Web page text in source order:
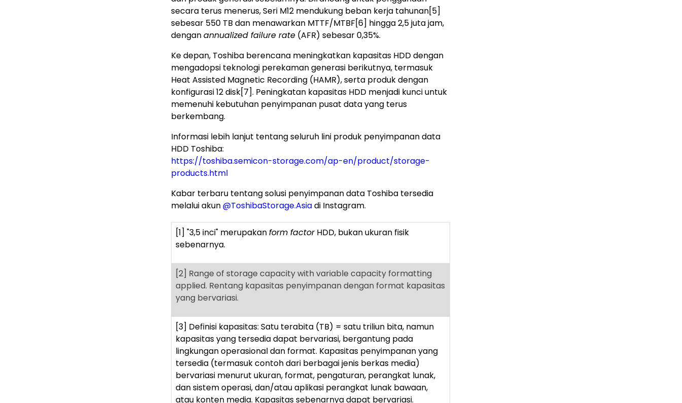
secara terus menerus, Seri M12 mendukung beban kerja tahunan[5]
sebesar 550 TB dan menawarkan MTTF/MTBF[6] hingga 2,5 juta jam,
denganannualized failure rate (AFR) sebesar 0,35%.
Ke depan, Toshiba berencana meningkatkan kapasitas HDD dengan
mengadopsi teknologi perekaman generasi berikutnya, termasuk
Heat Assisted Magnetic Recording (HAMR), serta produk dengan
konfigurasi 12 disk[7]. Peningkatan kapasitas HDD menjadi kunci untuk
memenuhi kebutuhan penyimpanan pusat data yang terus
berkembang.
Informasi lebih lanjut tentang seluruh lini produk penyimpanan data
HDD Toshiba:
https://toshiba.semicon-storage.com/ap-en/product/storage-
products.html
Kabar terbaru tentang solusi penyimpanan data Toshiba tersedia
melalui akun@ToshibaStorage.Asiadi Instagram.
[1] "3,5 inci" merupakanform factorHDD, bukan ukuran fisik
sebenarnya.
[2] Range of storage capacity with variable capacity formatting
applied. Rentang kapasitas penyimpanan dengan format kapasitas
yang bervariasi.
[3] Definisi kapasitas: Satu terabita (TB) = satu triliun bita, namun
kapasitas yang tersedia dapat bervariasi, bergantung pada
lingkungan operasional dan format. Kapasitas penyimpanan yang
tersedia (termasuk contoh dari berbagai jenis berkas media)
bervariasi menurut ukuran, format, pengaturan, perangkat lunak,
dan sistem operasi, dan/atau aplikasi perangkat lunak bawaan,
atau konten media. Kapasitas sebenarnya dapat bervariasi.